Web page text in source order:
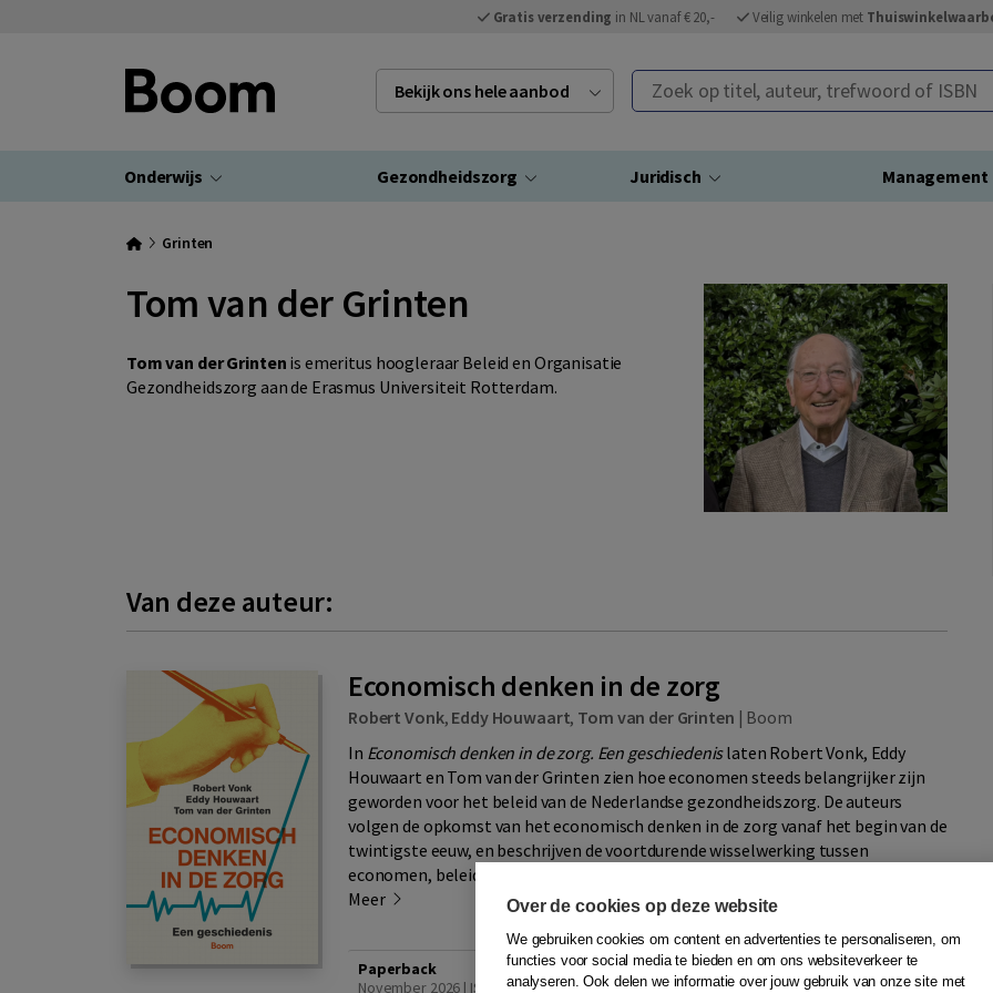
Gratis verzending in NL vanaf € 20,- Veilig winkelen met
Bekijk ons hele aanbod Zoek op titel, auteur, trefwoord of ISBN
Onderwijs Gezondheidszorg Juridisch Management
Grinten
Tom van der Grinten
Tom van der Grinten is emeritus hoogleraar Beleid en Organisatie
Gezondheidszorg aan de Erasmus Universiteit Rotterdam.
Van deze auteur:
Economisch denken in de zorg
Robert Vonk, Eddy Houwaart, Tom van der Grinten | Boom
In Economisch denken in de zorg. Een geschiedenislaten Robert Vonk, Eddy
Houwaart en Tom van der Grinten zien hoe economen steeds belangrijker zijn
geworden voor het beleid van de Nederlandse gezondheidszorg. De auteurs
volgen de opkomst van het economisch denken in de zorg vanaf het begin van de
twintigste eeuw, en beschrijven de voortdurende wisselwerking tussen
economen, beleidsmakers en bestuurders.
Meer
Paperback
November 2026 | ISBN 9789024422111
Quantity
Over de cookies op deze website
We gebruiken cookies om content en advertenties te personaliseren, om
functies voor social media te bieden en om ons websiteverkeer te
analyseren. Ook delen we informatie over jouw gebruik van onze site met